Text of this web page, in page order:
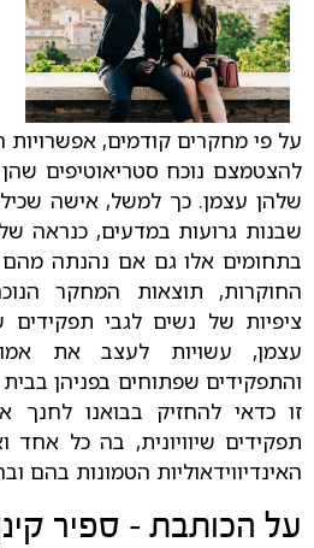
על פי מחקרים קודמים,
להצטמצם נוכח סטריאוטיפים שהן
שלהן עצמן. כך למשל, אישה
שבנות גרועות במדעים, כנראה
בתחומים אלו גם אם נהנתה מהם
החוקרות, תוצאות המחקר
ציפיות של נשים לגבי
עצמן, עשויות לעצב את
והתפקידים שפתוחים בפניהן
זו כדאי להחזיק בבואנו
תפקידים שיוויונית, בה כל אחד
האינדיווידאוליות הטמונות בהם
על הכותבת – ספיר